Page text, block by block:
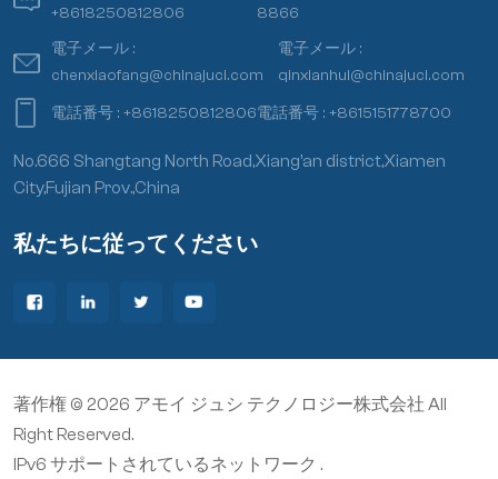
+8618250812806
8866
電子メール :
chenxiaofang@chinajuci.com
電子メール :
qinxianhui@chinajuci.com
電話番号 :+8618250812806電話番号 :+8615151778700
No.666 Shangtang North Road,Xiang’an district,Xiamen
City,Fujian Prov.,China
私たちに従ってください
著作権 © 2026 アモイ ジュシ テクノロジー株式会社 All
Right Reserved.
IPv6 サポートされているネットワーク .